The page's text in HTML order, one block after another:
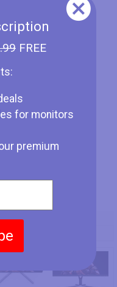
FREE
for monitors
premium